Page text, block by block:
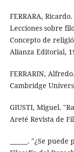
FERRARA,
Lecciones sobre
Concepto de
Alianza Editorial,
FERRARIN,
Cambridge
GIUSTI, Miguel.
Areté Revista de
______. "¿Se